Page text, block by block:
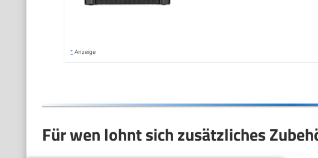
* Anzeige
Für wen lohnt sich zusätzliches